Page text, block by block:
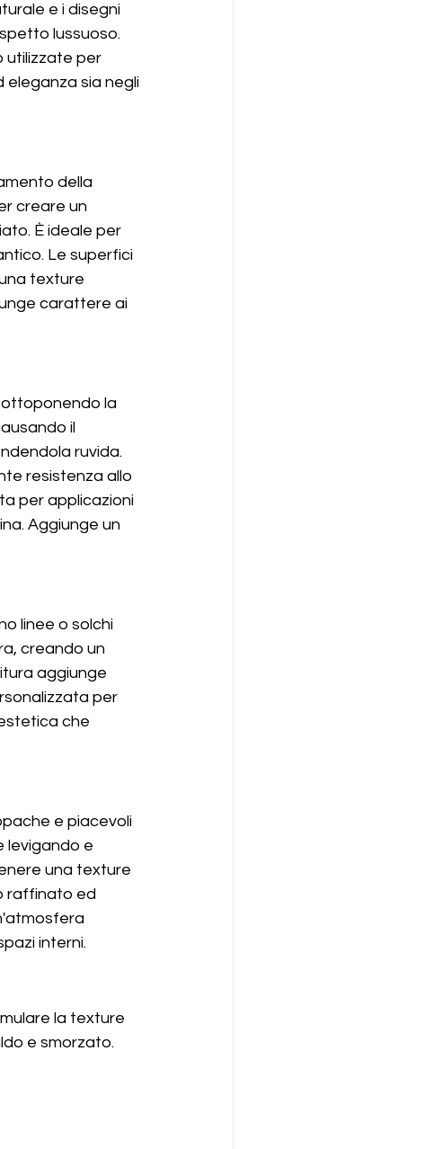
e i disegni
lussuoso.
utilizzate per
eleganza sia negli
della
creare un
È ideale per
Le superfici
texture
carattere ai
la
il
ruvida.
resistenza allo
per applicazioni
Aggiunge un
linee o solchi
creando un
aggiunge
per
che
e piacevoli
levigando e
una texture
raffinato ed
interni.
la texture
e smorzato.